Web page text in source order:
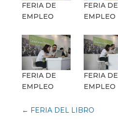
FERIA DE
EMPLEO
FERIA DE
EMPLEO
FERIA DE
EMPLEO
FERIA DE
EMPLEO
← FERIA DEL LIBRO